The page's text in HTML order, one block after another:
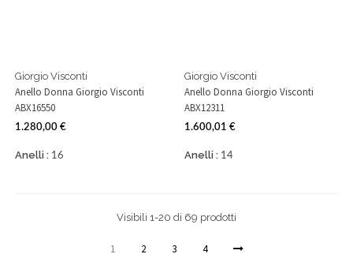
Giorgio Visconti
Anello Donna Giorgio Visconti
ABX16550
Prezzo
1.280,00 €
Anelli : 16
Giorgio Visconti
Anello Donna Giorgio Visconti
ABX12311
Prezzo
1.600,01 €
Anelli : 14
Visibili 1-20 di 69 prodotti
1 2 3 4